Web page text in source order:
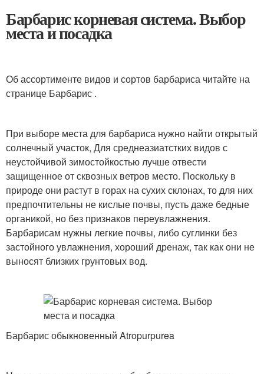
Барбарис корневая система. Выбор
места и посадка
Об ассортименте видов и сортов барбариса читайте на
странице Барбарис .
При выборе места для барбариса нужно найти открытый
солнечный участок, Для среднеазиатстких видов с
неустойчивой зимостойкостью лучше отвести
защищенное от сквозных ветров место. Поскольку в
природе они растут в горах на сухих склонах, то для них
предпочтительны не кислые почвы, пусть даже бедные
органикой, но без признаков переувлажнения.
Барбарисам нужны легкие почвы, либо суглинки без
застойного увлажнения, хороший дренаж, так как они не
выносят близких грунтовых вод.
Барбарис обыкновенный Atropurpurea